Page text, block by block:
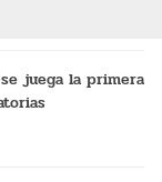
juega la primera